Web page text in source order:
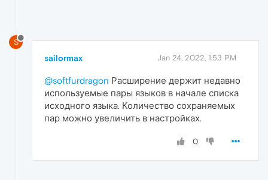
S
sailormax Jan 24, 2022, 1:53 PM
@softfurdragon Расширение держит недавно
используемые пары языков в начале списка
исходного языка. Количество сохраняемых
пар можно увеличить в настройках.
0